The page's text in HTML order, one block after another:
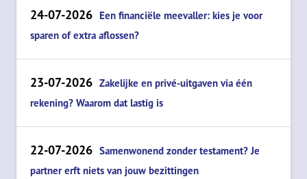
24-07-2026 Een financiële meevaller: kies je voor
sparen of extra aflossen?
23-07-2026 Zakelijke en privé-uitgaven via één
rekening? Waarom dat lastig is
22-07-2026 Samenwonend zonder testament? Je
partner erft niets van jouw bezittingen